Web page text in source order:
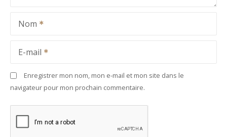
Nom
E-mail
Enregistrer mon nom, mon e-mail et mon site dans le
navigateur pour mon prochain commentaire.